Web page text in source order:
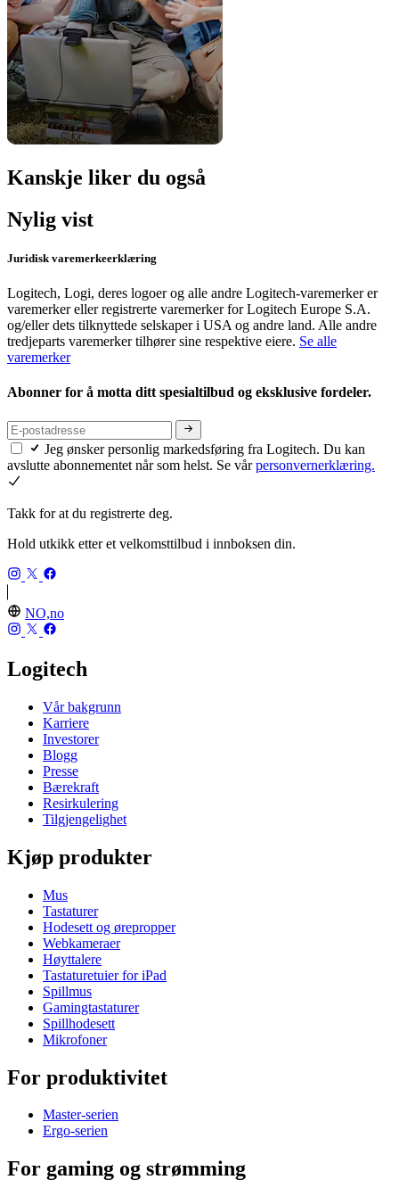
Kanskje liker du også
Nylig vist
Juridisk varemerkeerklæring
Logitech, Logi, deres logoer og alle andre Logitech-varemerker er
varemerker eller registrerte varemerker for Logitech Europe S.A.
og/eller dets tilknyttede selskaper i USA og andre land. Alle andre
tredjeparts varemerker tilhører sine respektive eiere. Se alle
varemerker
Abonner for å motta ditt spesialtilbud og eksklusive fordeler.
Jeg ønsker personlig markedsføring fra Logitech. Du kan
avslutte abonnementet når som helst. Se vårpersonvernerklæring.
Takk for at du registrerte deg.
Hold utkikk etter et velkomsttilbud i innboksen din.
NO,no
Logitech
Vår bakgrunn
Karriere
Investorer
Blogg
Presse
Bærekraft
Resirkulering
Tilgjengelighet
Kjøp produkter
Mus
Tastaturer
Hodesett og ørepropper
Webkameraer
Høyttalere
Tastaturetuier for iPad
Spillmus
Gamingtastaturer
Spillhodesett
Mikrofoner
For produktivitet
Master-serien
Ergo-serien
For gaming og strømming